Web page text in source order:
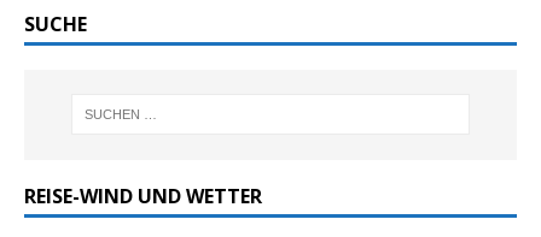
SUCHE
REISE-WIND UND WETTER